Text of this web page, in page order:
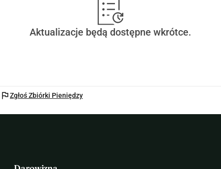
Aktualizacje będą dostępne wkrótce.
flagZgłoś Zbiórki Pieniędzy